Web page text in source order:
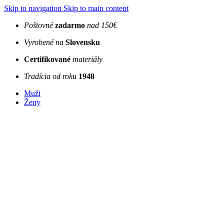
Skip to navigation Skip to main content
Poštovnézadarmo nad 150€
Vyrobené na Slovensku
Certifikované materiály
Tradícia od roku 1948
Muži
Ženy